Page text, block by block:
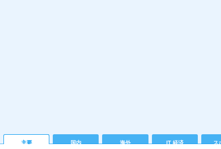
主要 国内 海外 IT 経済 ス